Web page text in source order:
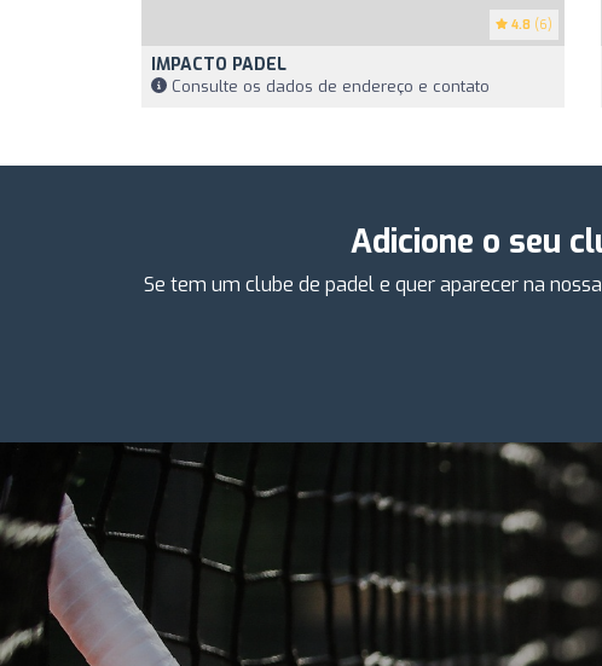
4.8 (6)
IMPACTO PADEL
Consulte os dados de endereço e contato
Adicione o seu
Se tem um clube de padel e quer aparecer na